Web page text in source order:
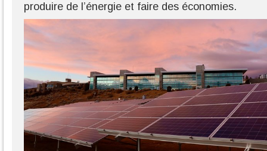
produire de l’énergie et faire des économies.